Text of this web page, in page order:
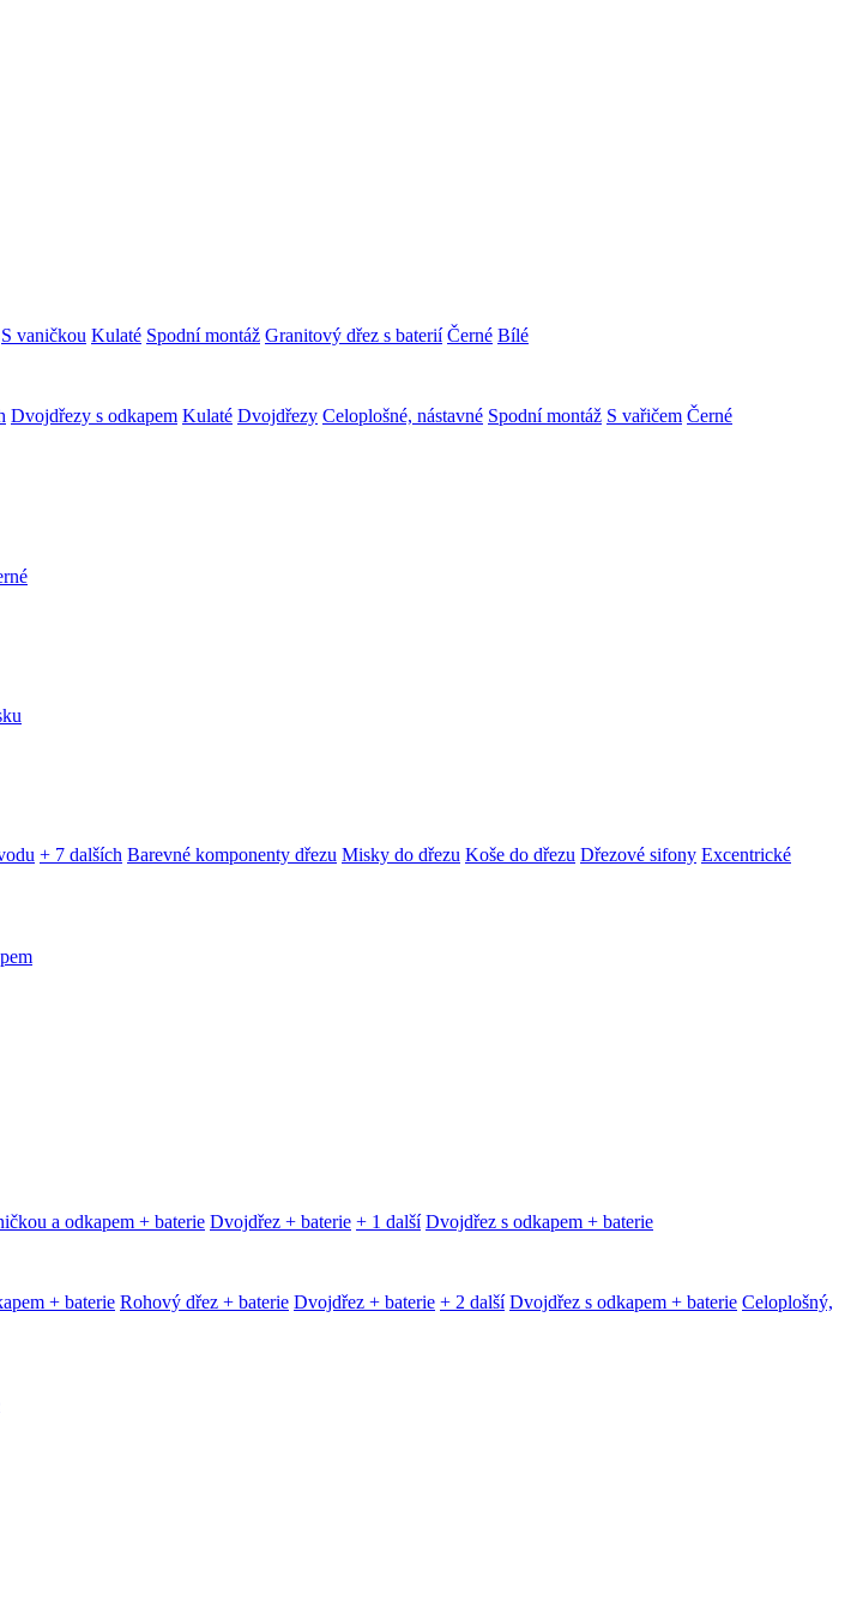
S vaničkou Kulaté Spodní montáž Granitový dřez s baterií Černé Bílé
Dvojdřezy s odkapem Kulaté Dvojdřezy Celoplošné, nástavné Spodní montáž S vařičem Černé
+ 7 dalších Barevné komponenty dřezu Misky do dřezu Koše do dřezu Dřezové sifony Excentrické
a odkapem + baterie Dvojdřez + baterie + 1 další Dvojdřez s odkapem + baterie
+ baterie Rohový dřez + baterie Dvojdřez + baterie + 2 další Dvojdřez s odkapem + baterie Celoplošný,